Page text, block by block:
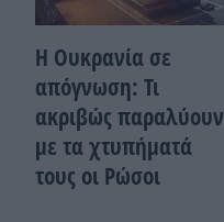
Η Ουκρανία σε
απόγνωση: Τι
ακριβώς παραλύουν
με τα χτυπήματά
τους οι Ρώσοι